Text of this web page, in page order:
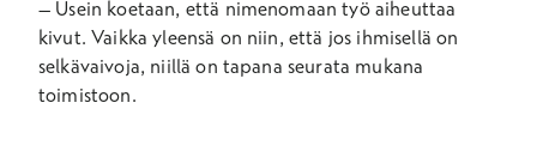
– Usein koetaan, että nimenomaan työ aiheuttaa
kivut. Vaikka yleensä on niin, että jos ihmisellä on
selkävaivoja, niillä on tapana seurata mukana
toimistoon.